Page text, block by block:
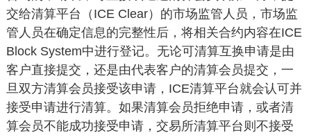
交给清算平台（ICE Clear）的市场监管人员，市场监
管人员在确定信息的完整性后，将相关合约内容在ICE
Block System中进行登记。无论可清算互换申请是由
客户直接提交，还是由代表客户的清算会员提交，一
旦双方清算会员接受该申请，ICE清算平台就会认可并
接受申请进行清算。如果清算会员拒绝申请，或者清
算会员不能成功接受申请，交易所清算平台则不接受